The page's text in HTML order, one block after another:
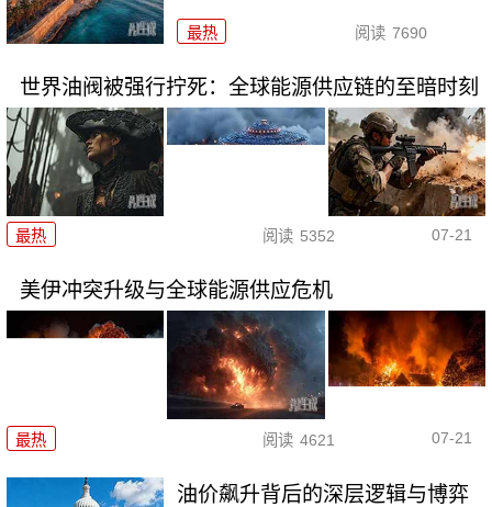
最热 阅读 7690
世界油阀被强行拧死：全球能源供应链的至暗时刻
最热 阅读 5352 07-21
美伊冲突升级与全球能源供应危机
最热 阅读 4621 07-21
油价飙升背后的深层逻辑与博弈